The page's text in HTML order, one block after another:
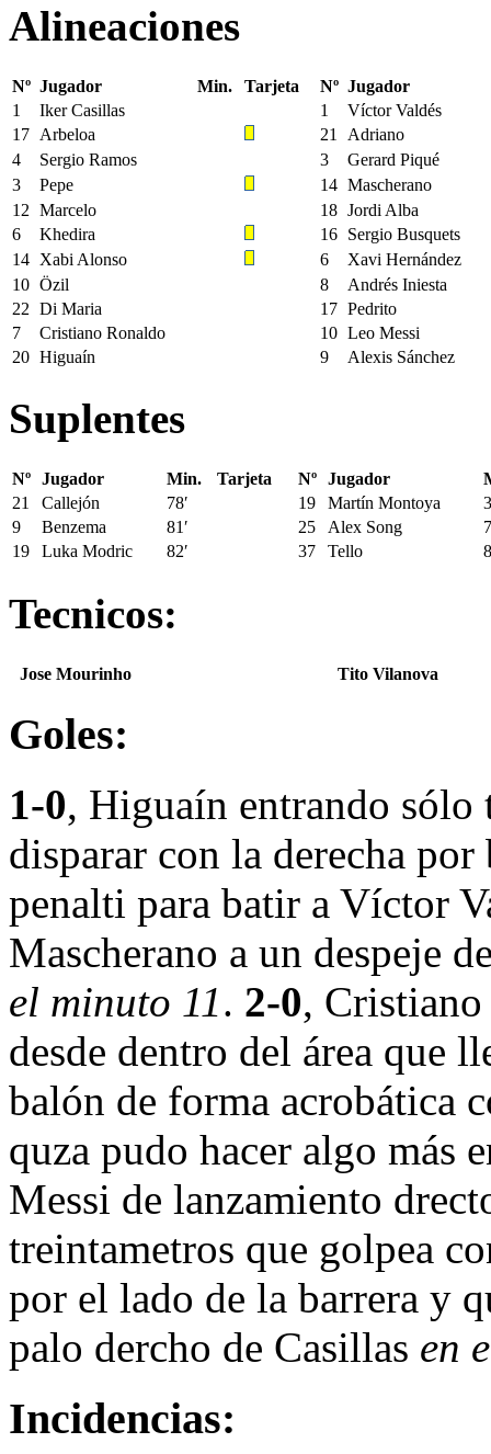
Alineaciones
Nº Jugador Min. Tarjeta Nº Jugador
1
Iker Casillas 1
Víctor Valdés
17 Arbeloa 21
Adriano
4
Sergio Ramos 3
Gerard Piqué
3
Pepe 14 Mascherano
12 Marcelo 18 Jordi Alba
6
Khedira 16 Sergio Busquets
14 Xabi Alonso 6
Xavi Hernández
10 Özil 8
Andrés Iniesta
22 Di Maria 17 Pedrito
7
Cristiano Ronaldo 10 Leo Messi
20 Higuaín 9 Alexis Sánchez
Suplentes
Nº Jugador Min. Tarjeta Nº Jugador
21
Callejón 78′ 19 Martín Montoya
9
Benzema 81′ 25 Alex Song
19
Luka Modric 82′ 37 Tello
Tecnicos:
Jose Mourinho Tito Vilanova
Goles:
1-0, Higuaín entrando sólo
disparar con la derecha
penalti para batir a Víctor
Mascherano a un despeje
el minuto 11. 2-0,
desde dentro del área que
balón de forma acrobática
quza pudo hacer algo más
Messi de lanzamiento
treintametros que golpea
por el lado de la barrera y
palo dercho de Casillas en
Incidencias: